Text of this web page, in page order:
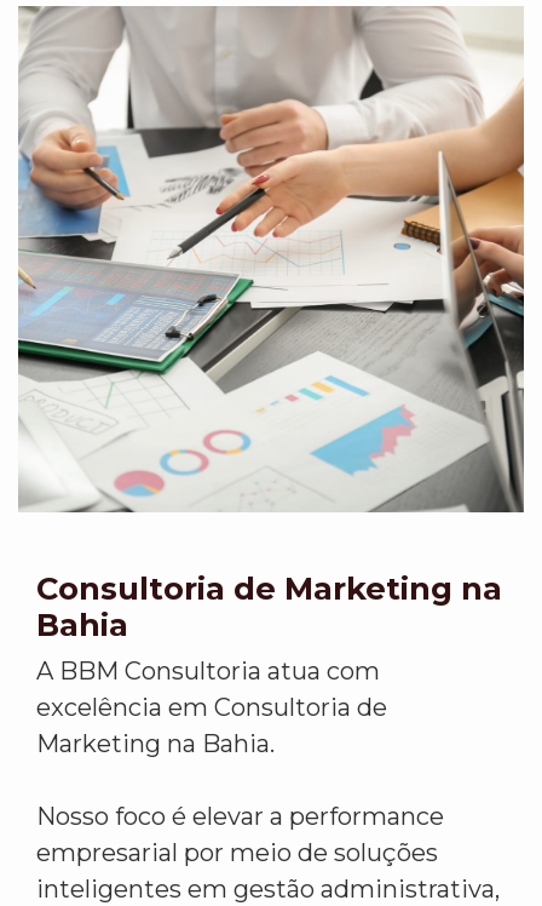
Consultoria de Marketing na
Bahia
A BBM Consultoria atua com
excelência em Consultoria de
Marketing na Bahia.
Nosso foco é elevar a performance
empresarial por meio de soluções
inteligentes em gestão administrativa,